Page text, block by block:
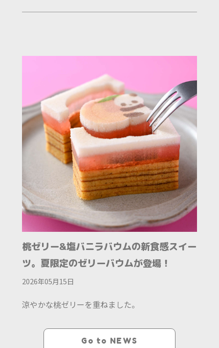
桃ゼリー&塩バニラバウムの新食感スイー
ツ。夏限定のゼリーバウムが登場！
2026年05月15日
涼やかな桃ゼリーを重ねました。
Go to NEWS